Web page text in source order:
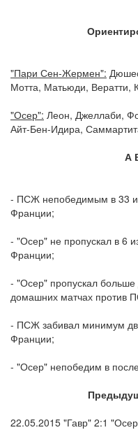
"Пари Сен-Жермен":
Мотта, Матьюди, Вератти,
"Осер": Леон, Джеллаби,
Айт-Бен-Идира,
А
- ПСЖ непобедимым в 33
Франции;
- "Осер" не пропускал в 6
Франции;
- "Осер" пропускал больше
домашних матчах против
- ПСЖ забивал минимум
Франции;
- "Осер" непобедим в
22.05.2015 "Гавр" 2:1